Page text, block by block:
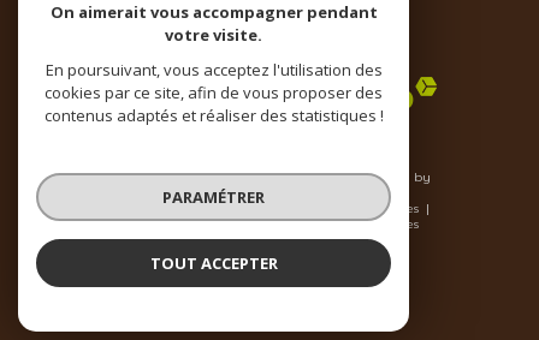
Adhérents
© 2026 | Tous droits réservés | Traduction powered by
Google |
Nos honoraires
Plan du site
Mentions légales
Admin
Nos liens Politique RGPD Cookies
On aimerait vous accompagner pendant
votre visite.
En poursuivant, vous acceptez l'utilisation des
cookies par ce site, afin de vous proposer des
contenus adaptés et réaliser des statistiques !
PARAMÉTRER
TOUT ACCEPTER